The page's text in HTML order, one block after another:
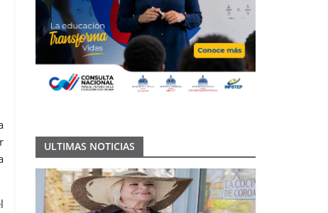
ULTIMAS NOTICIAS